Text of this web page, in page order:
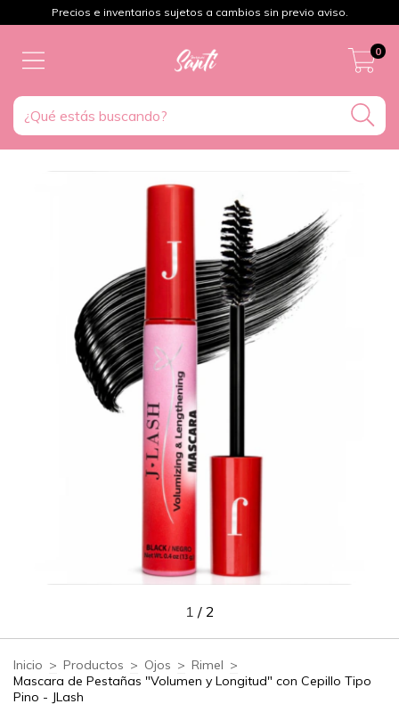
Precios e inventarios sujetos a cambios sin previo aviso.
0
1 / 2
Inicio > Productos > Ojos > Rimel >
Mascara de Pestañas "Volumen y Longitud" con Cepillo Tipo
Pino - JLash